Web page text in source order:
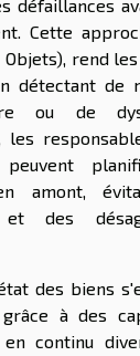
défaillances
Cette
rend
détectant de
ou de
les
peuvent
amont,
et des
des biens
à des
continu